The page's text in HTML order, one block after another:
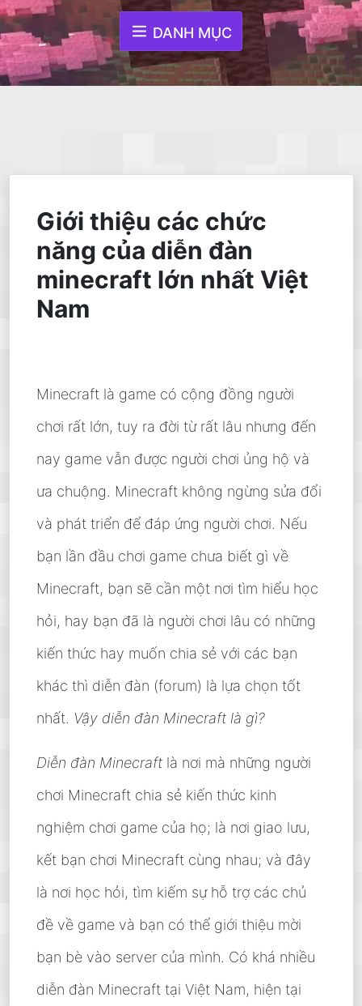
DANH MỤC
Giới thiệu các chức
năng của diễn đàn
minecraft lớn nhất Việt
Nam
Minecraft là game có cộng đồng người
chơi rất lớn, tuy ra đời từ rất lâu nhưng đến
nay game vẫn được người chơi ủng hộ và
ưa chuộng. Minecraft không ngừng sửa đổi
và phát triển để đáp ứng người chơi. Nếu
bạn lần đầu chơi game chưa biết gì về
Minecraft, bạn sẽ cần một nơi tìm hiểu học
hỏi, hay bạn đã là người chơi lâu có những
kiến thức hay muốn chia sẻ với các bạn
khác thì diễn đàn (forum) là lựa chọn tốt
nhất. Vậy diễn đàn Minecraft là gì?
Diễn đàn Minecraft là nơi mà những người
chơi Minecraft chia sẻ kiến thức kinh
nghiệm chơi game của họ; là nơi giao lưu,
kết bạn chơi Minecraft cùng nhau; và đây
là nơi học hỏi, tìm kiếm sự hỗ trợ các chủ
đề về game và bạn có thể giới thiệu mời
bạn bè vào server của mình. Có khá nhiều
diễn đàn Minecraft tại Việt Nam, hiện tại